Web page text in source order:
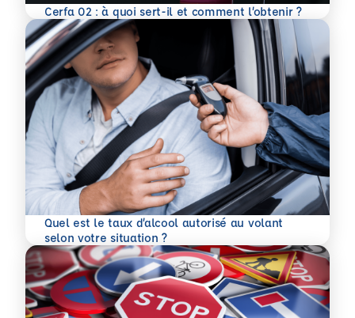
Cerfa 02 : à quoi sert-il et comment l’obtenir ?
En savoir plus
Quel est le taux d’alcool autorisé au volant
selon votre situation ?
En savoir plus